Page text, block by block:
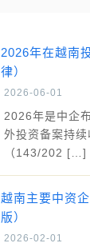
2026年在越南
律）
2026-06-01
2026年是中企
外投资备案持续
（143/202 […]
越南主要中资
版）
2026-02-01